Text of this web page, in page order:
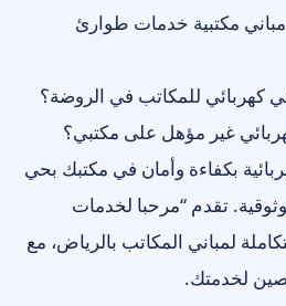
مكتبية خدمات طوارئ
كهربائي للمكاتب في الروضة؟
غير مؤهل على مكتبي؟
بكفاءة وأمان في مكتبك بحي
تقدم “مرحبا لخدمات
لمباني المكاتب بالرياض، مع
لخدمتك.